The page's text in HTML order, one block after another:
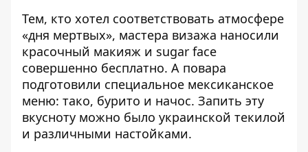
Тем, кто хотел соответствовать атмосфере
«дня мертвых», мастера визажа наносили
красочный макияж и sugar face
совершенно бесплатно. А повара
подготовили специальное мексиканское
меню: тако, бурито и начос. Запить эту
вкусноту можно было украинской текилой
и различными настойками.